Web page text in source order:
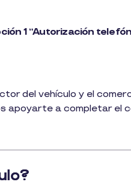
1 “Autorización
del vehículo y el
apoyarte a completar el